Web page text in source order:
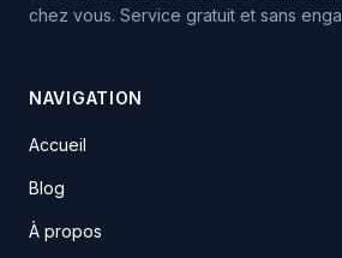
chez vous. Service gratuit et sans
NAVIGATION
Accueil
Blog
À propos